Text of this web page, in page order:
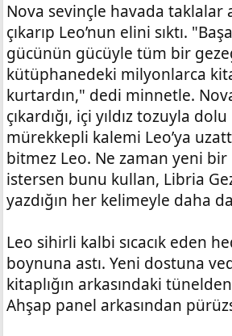
Nova sevinçle havada taklalar
çıkarıp Leo’nun elini sıktı.
gücünün gücüyle tüm bir
kütüphanedeki milyonlarca
kurtardın," dedi minnetle.
çıkardığı, içi yıldız tozuyla
mürekkepli kalemi Leo’ya
bitmez Leo. Ne zaman yeni
istersen bunu kullan, Libria
yazdığın her kelimeyle daha
Leo sihirli kalbi sıcacık eden
boynuna astı. Yeni dostuna
kitaplığın arkasındaki
Ahşap panel arkasından